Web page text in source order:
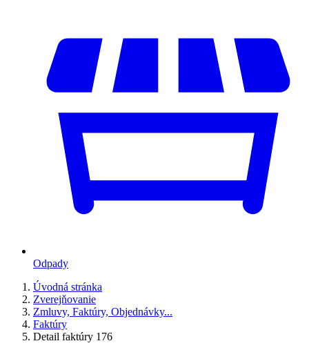
Odpady
Úvodná stránka
Zverejňovanie
Zmluvy, Faktúry, Objednávky...
Faktúry
Detail faktúry 176